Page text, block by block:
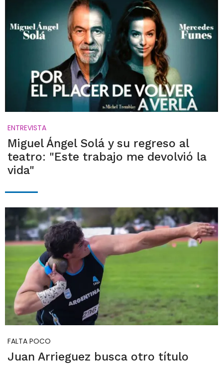
ENTREVISTA
Miguel Ángel Solá y su regreso al
teatro: "Este trabajo me devolvió la
vida"
FALTA POCO
Juan Arrieguez busca otro título